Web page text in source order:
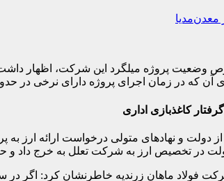
معدن‌مدیا
پروژه میلگرد این شرکت، اظهار داشت:
آن که در زمان اجرای پروژه دارای نرخی در
کاغذبازی اداری
تعلل به خرج داد و حتی با وجود آنکه نرخ ارز ۱۲ برابر شده و تا ۱۲ هزار تومان رسیده، هنوز